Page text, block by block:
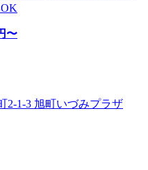
〜
2-1-3 旭町いづみプラザ